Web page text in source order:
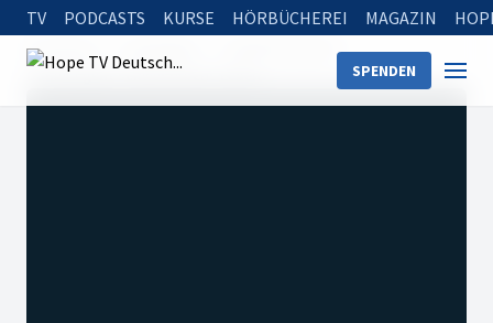
TV PODCASTS KURSE HÖRBÜCHEREI MAGAZIN
SPENDEN
Startseite
Daniela geht schwer durchs Leben